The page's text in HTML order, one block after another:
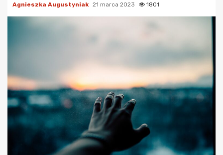
Agnieszka Augustyniak 21 marca 2023 1801